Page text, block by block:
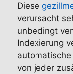
Diese
verursacht
unbedingt
Indexierung
von jeder